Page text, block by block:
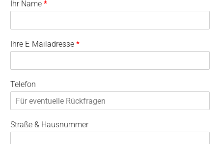
Ihr Name *
Ihre E-Mailadresse *
Telefon
Straße & Hausnummer